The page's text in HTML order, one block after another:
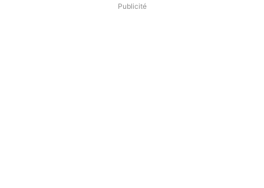
Publicité